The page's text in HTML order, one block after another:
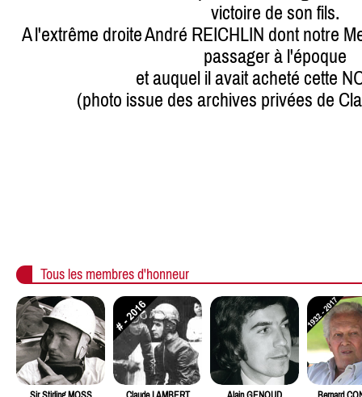
victoire de son fils.
A l'extrême droite André REICHLIN dont notre
passager à l'époque
et auquel il avait acheté cette
(photo issue des archives privées de
Tous les membres d'honneur